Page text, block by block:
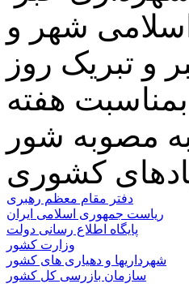
شهر و
و تبریک روز
هفته
کشوری
دفتر مقام معظم رهبری
ریاست جمهوری اسلامی ایران
پایگاه اطلاع رسانی دولت
وزارت کشور
شهرداریها و دهیاری های کشور
سازمان بازرسی کل کشور